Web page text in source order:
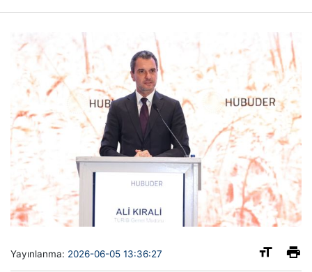
Yayınlanma: 2026-06-05 13:36:27